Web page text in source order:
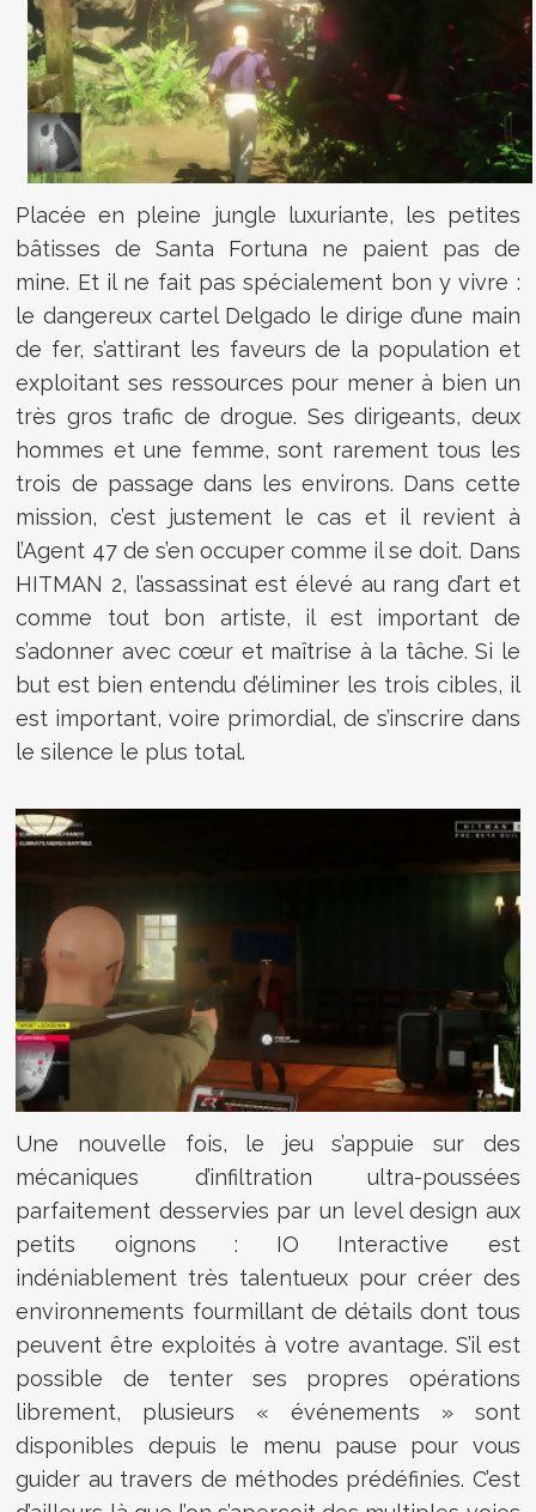
Placée en pleine jungle luxuriante, les petites
bâtisses de Santa Fortuna ne paient pas de
mine. Et il ne fait pas spécialement bon y vivre :
le dangereux cartel Delgado le dirige d’une main
de fer, s’attirant les faveurs de la population et
exploitant ses ressources pour mener à bien un
très gros trafic de drogue. Ses dirigeants, deux
hommes et une femme, sont rarement tous les
trois de passage dans les environs. Dans cette
mission, c’est justement le cas et il revient à
l’Agent 47 de s’en occuper comme il se doit. Dans
HITMAN 2, l’assassinat est élevé au rang d’art et
comme tout bon artiste, il est important de
s’adonner avec cœur et maîtrise à la tâche. Si le
but est bien entendu d’éliminer les trois cibles, il
est important, voire primordial, de s’inscrire dans
le silence le plus total.
Une nouvelle fois, le jeu s’appuie sur des
mécaniques d’infiltration ultra-poussées
parfaitement desservies par un level design aux
petits oignons : IO Interactive est
indéniablement très talentueux pour créer des
environnements fourmillant de détails dont tous
peuvent être exploités à votre avantage. S’il est
possible de tenter ses propres opérations
librement, plusieurs « événements » sont
disponibles depuis le menu pause pour vous
guider au travers de méthodes prédéfinies. C’est